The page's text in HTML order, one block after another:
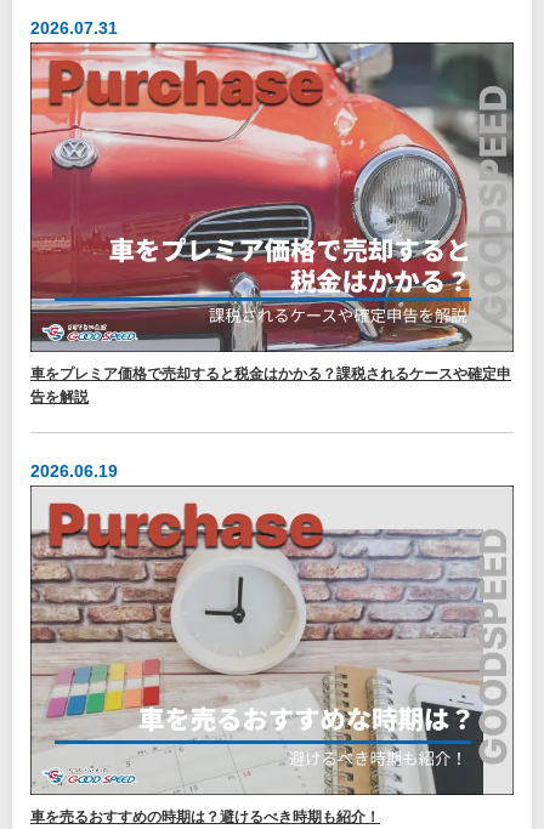
2026.07.31
車をプレミア価格で売却すると税金はかかる？課税されるケースや確定申
告を解説
2026.06.19
車を売るおすすめの時期は？避けるべき時期も紹介！